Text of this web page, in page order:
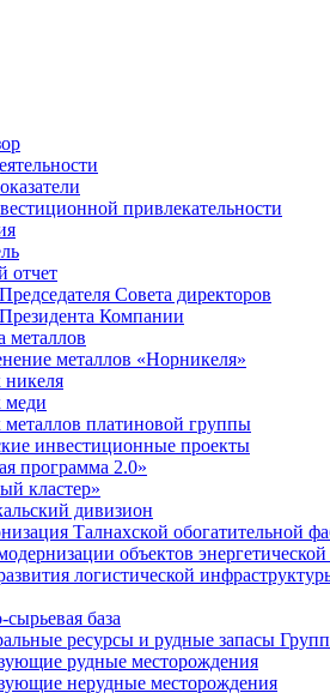
привлекательности
отчет
Совета директоров
Компании
металлов
металлов «Норникеля»
меди
платиновой группы
инвестиционные проекты
программа 2.0»
кластер»
дивизион
Талнахской обогатительной
объектов
логистической
база
ресурсы и рудные запасы
рудные месторождения
нерудные месторождения